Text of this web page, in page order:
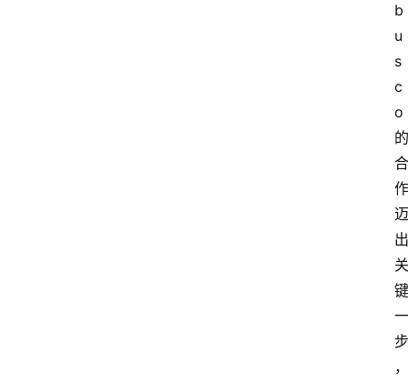
b
u
s
c
o
的
合
作
迈
出
关
键
一
步
，